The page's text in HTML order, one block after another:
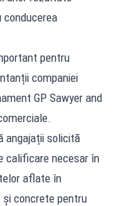
pentru
companiei
GP Sawyer and
angajații solicită
calificare necesar în
aflate în
și concrete pentru